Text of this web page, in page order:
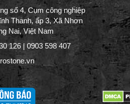
số 4, Cụm công nghiệp
Thanh, ấp 3, Xã Nhơn
Nai, Việt Nam
126 | 0903 598 407